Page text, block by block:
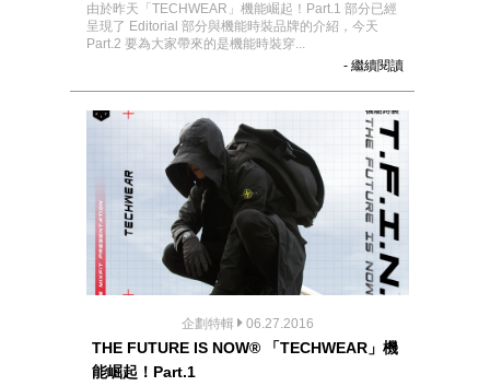
由於昨天「TECHWEAR」機能崛起！Part.1 部分已經
呈現了 Editorial 部分與機能時裝品牌的介紹，今天
Part.2 要為大家帶來的是機能時裝穿...
- 繼續閱讀
企劃特輯 06.27.2016
THE FUTURE IS NOW® 「TECHWEAR」機
能崛起！Part.1